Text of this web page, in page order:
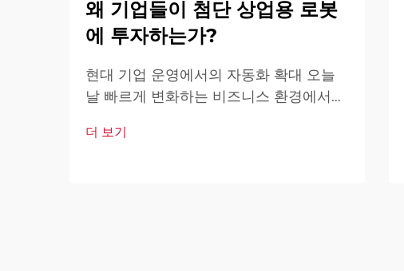
왜 기업들이 첨단 상업용 로봇
에 투자하는가?
현대 기업 운영에서의 자동화 확대 오늘
날 빠르게 변화하는 비즈니스 환경에서
심 요소가 되고 있습니다. 이러한 고도로
더 보기